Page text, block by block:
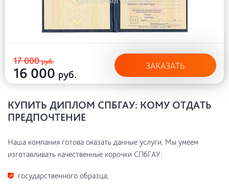
17 000руб.
16 000 руб.
ЗАКАЗАТЬ
КУПИТЬ ДИПЛОМ СПБГАУ: КОМУ ОТДАТЬ
ПРЕДПОЧТЕНИЕ
Наша компания готова оказать данные услуги. Мы умеем
изготавливать качественные корочки СПбГАУ:
государственного образца;